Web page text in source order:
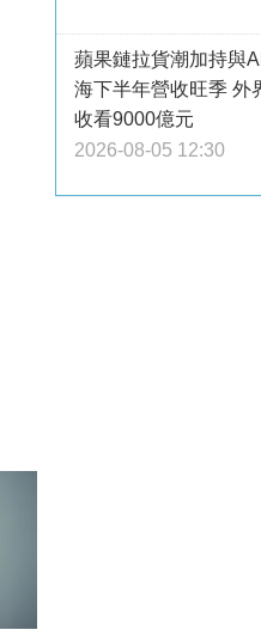
蘋果鏈拉貨潮加持與
海下半年營收旺季 外
收看9000億元
2026-08-05 12:30